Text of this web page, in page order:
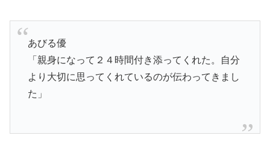
あびる優
「親身になって２４時間付き添ってくれた。自分
より大切に思ってくれているのが伝わってきまし
た」